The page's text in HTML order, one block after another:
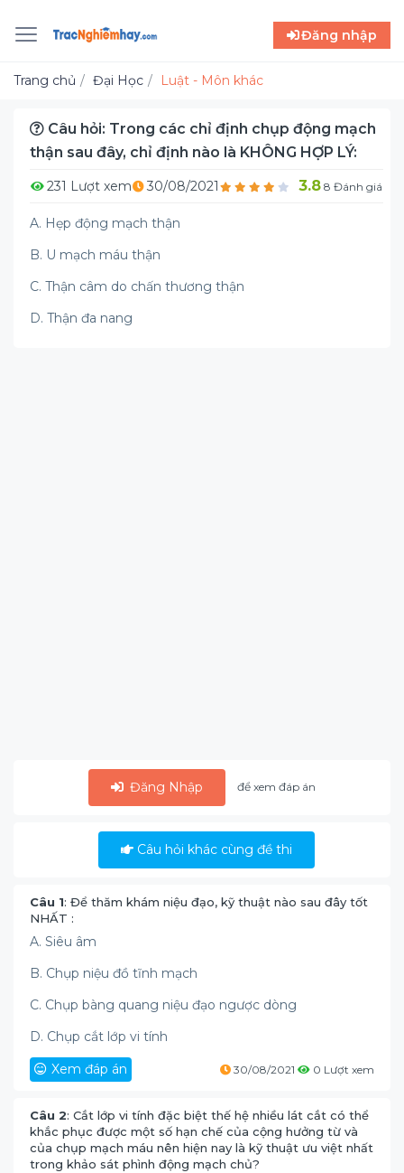
Đăng nhập
Trang chủ Đại Học Luật - Môn khác
Câu hỏi: Trong các chỉ định chụp động mạch
thận sau đây, chỉ định nào là KHÔNG HỢP LÝ:
231 Lượt xem 30/08/2021 3.8 8 Đánh giá
A. Hẹp động mạch thận
B. U mạch máu thận
C. Thận câm do chấn thương thận
D. Thận đa nang
Đăng Nhập để xem đáp án
Câu hỏi khác cùng đề thi
Câu 1: Để thăm khám niệu đạo, kỹ thuật nào sau đây tốt
NHẤT :
A. Siêu âm
B. Chụp niệu đồ tĩnh mạch
C. Chụp bàng quang niệu đạo ngược dòng
D. Chụp cắt lớp vi tính
Xem đáp án
30/08/2021 0 Lượt xem
Câu 2: Cắt lớp vi tính đặc biệt thế hệ nhiều lát cắt có thể
khắc phục được một số hạn chế của cộng hưởng từ và
của chụp mạch máu nên hiện nay là kỹ thuật ưu việt nhất
trong khảo sát phình động mạch chủ?